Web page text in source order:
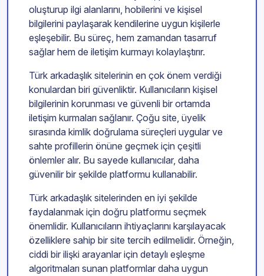
oluşturup ilgi alanlarını, hobilerini ve kişisel
bilgilerini paylaşarak kendilerine uygun kişilerle
eşleşebilir. Bu süreç, hem zamandan tasarruf
sağlar hem de iletişim kurmayı kolaylaştırır.
Türk arkadaşlık sitelerinin en çok önem verdiği
konulardan biri güvenliktir. Kullanıcıların kişisel
bilgilerinin korunması ve güvenli bir ortamda
iletişim kurmaları sağlanır. Çoğu site, üyelik
sırasında kimlik doğrulama süreçleri uygular ve
sahte profillerin önüne geçmek için çeşitli
önlemler alır. Bu sayede kullanıcılar, daha
güvenilir bir şekilde platformu kullanabilir.
Türk arkadaşlık sitelerinden en iyi şekilde
faydalanmak için doğru platformu seçmek
önemlidir. Kullanıcıların ihtiyaçlarını karşılayacak
özelliklere sahip bir site tercih edilmelidir. Örneğin,
ciddi bir ilişki arayanlar için detaylı eşleşme
algoritmaları sunan platformlar daha uygun